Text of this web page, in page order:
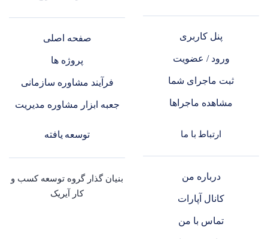
پنل کاربری
ورود / عضویت
ثبت ماجرای شما
مشاهده ماجراها
صفحه اصلی
پروژه ها
فرآیند مشاوره سازمانی
جعبه ابزار مشاوره مدیریت
ارتباط با ما
درباره من
کانال آپارات
تماس با من
توسعه یافته
بنیان گذار گروه توسعه کسب و
کار آیریک